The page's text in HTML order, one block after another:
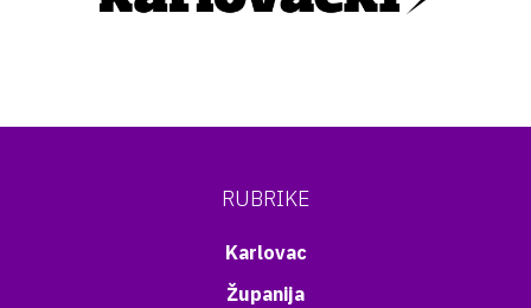
RUBRIKE
Karlovac
Županija